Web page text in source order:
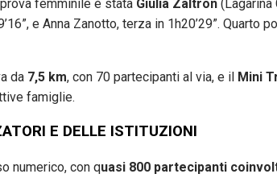
femminile è stata Giulia Zaltron (Lagarina
e Anna Zanotto, terza in 1h20’29”. Quarto
da 7,5 km, con 70 partecipanti al via, e il Mini
famiglie.
E DELLE ISTITUZIONI
numerico, con quasi 800 partecipanti